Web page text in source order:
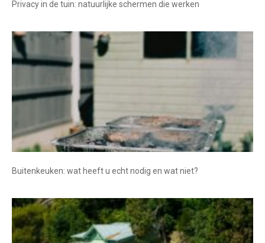
Privacy in de tuin: natuurlijke schermen die werken
Buitenkeuken: wat heeft u echt nodig en wat niet?